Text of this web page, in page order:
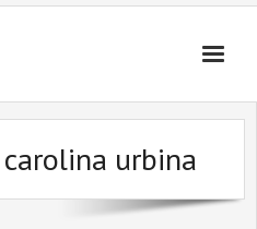
carolina urbina